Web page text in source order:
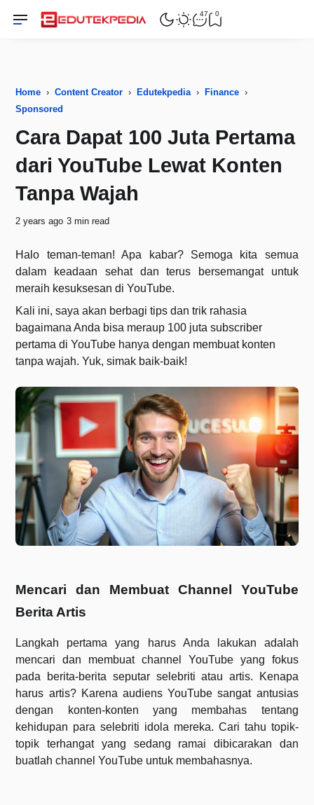
47 0
Home ›Content Creator › Edutekpedia › Finance ›
Sponsored
Cara Dapat 100 Juta Pertama
dari YouTube Lewat Konten
Tanpa Wajah
2 years ago 3 min read
Halo teman-teman! Apa kabar? Semoga kita semua
dalam keadaan sehat dan terus bersemangat untuk
meraih kesuksesan di YouTube.
Kali ini, saya akan berbagi tips dan trik rahasia
bagaimana Anda bisa meraup 100 juta subscriber
pertama di YouTube hanya dengan membuat konten
tanpa wajah. Yuk, simak baik-baik!
Mencari dan Membuat Channel YouTube
Berita Artis
Langkah pertama yang harus Anda lakukan adalah
mencari dan membuat channel YouTube yang fokus
pada berita-berita seputar selebriti atau artis. Kenapa
harus artis? Karena audiens YouTube sangat antusias
dengan konten-konten yang membahas tentang
kehidupan para selebriti idola mereka. Cari tahu topik-
topik terhangat yang sedang ramai dibicarakan dan
buatlah channel YouTube untuk membahasnya.